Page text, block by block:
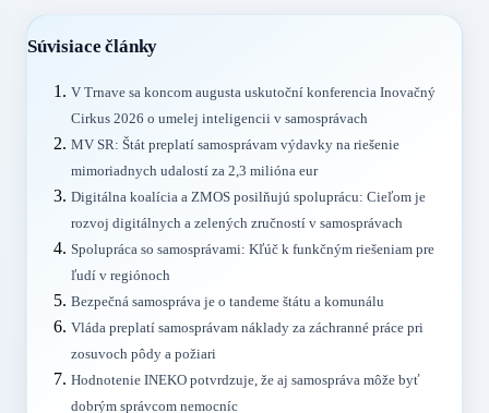
Súvisiace články
V Trnave sa koncom augusta uskutoční konferencia Inovačný
Cirkus 2026 o umelej inteligencii v samosprávach
MV SR: Štát preplatí samosprávam výdavky na riešenie
mimoriadnych udalostí za 2,3 milióna eur
Digitálna koalícia a ZMOS posilňujú spoluprácu: Cieľom je
rozvoj digitálnych a zelených zručností v samosprávach
Spolupráca so samosprávami: Kľúč k funkčným riešeniam pre
ľudí v regiónoch
Bezpečná samospráva je o tandeme štátu a komunálu
Vláda preplatí samosprávam náklady za záchranné práce pri
zosuvoch pôdy a požiari
Hodnotenie INEKO potvrdzuje, že aj samospráva môže byť
dobrým správcom nemocníc